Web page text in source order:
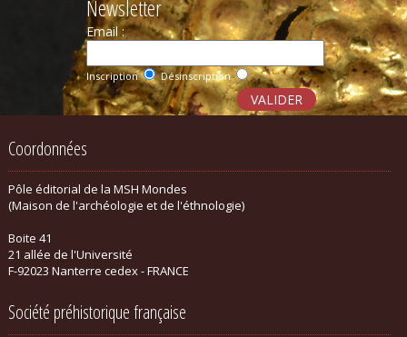
Newsletter
Email :
Inscription Désinscription
Coordonnées
Pôle éditorial de la MSH Mondes
(Maison de l'archéologie et de l'éthnologie)
Boite 41
21 allée de l'Université
F-92023 Nanterre cedex - FRANCE
Société préhistorique française